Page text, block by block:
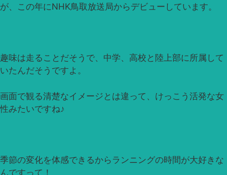
が、この年にNHK鳥取放送局からデビューしています。
趣味は走ることだそうで、中学、高校と陸上部に所属して
いたんだそうですよ。
画面で観る清楚なイメージとは違って、けっこう活発な女
性みたいですね♪
季節の変化を体感できるからランニングの時間が大好きな
んですって！